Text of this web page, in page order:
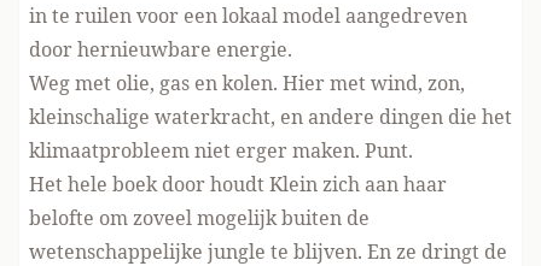
in te ruilen voor een lokaal model aangedreven
door hernieuwbare energie.
Weg met olie, gas en kolen. Hier met wind, zon,
kleinschalige waterkracht, en andere dingen die het
klimaatprobleem niet erger maken. Punt.
Het hele boek door houdt Klein zich aan haar
belofte om zoveel mogelijk buiten de
wetenschappelijke jungle te blijven. En ze dringt de